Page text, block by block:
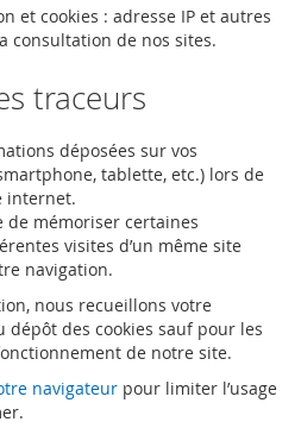
et cookies : adresse IP et autres
consultation de nos sites.
traceurs
déposées sur vos
tablette, etc.) lors de
internet.
mémoriser certaines
visites d’un même site
navigation.
nous recueillons votre
des cookies sauf pour les
de notre site.
navigateur pour limiter l’usage